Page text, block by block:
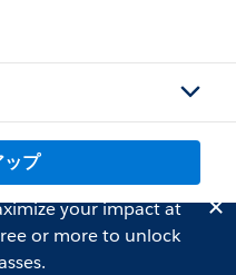
ップ
your impact at
or more to unlock